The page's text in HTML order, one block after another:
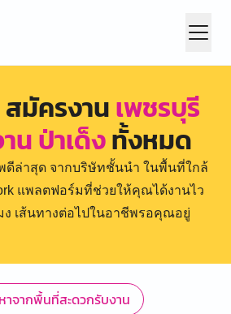
มัครงานเพชรบุรี
น ป่าเด็งทั้งหมด
ล่าสุด จากบริษัทชั้นนำ ในพื้นที่ใกล้
แพลตฟอร์มที่ช่วยให้คุณได้งานไว
ง เส้นทางต่อไปในอาชีพรอคุณอยู่
าจากพื้นที่สะดวกรับงาน